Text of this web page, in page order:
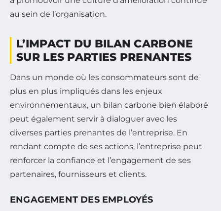
au sein de l’organisation.
L’IMPACT DU BILAN CARBONE
SUR LES PARTIES PRENANTES
Dans un monde où les consommateurs sont de
plus en plus impliqués dans les enjeux
environnementaux, un bilan carbone bien élaboré
peut également servir à dialoguer avec les
diverses parties prenantes de l’entreprise. En
rendant compte de ses actions, l’entreprise peut
renforcer la confiance et l’engagement de ses
partenaires, fournisseurs et clients.
ENGAGEMENT DES EMPLOYÉS